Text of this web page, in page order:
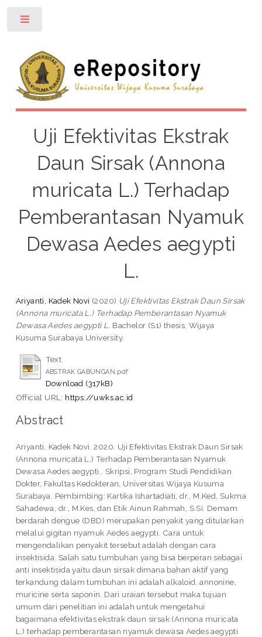
Uji Efektivitas Ekstrak
Daun Sirsak (Annona
muricata L.) Terhadap
Pemberantasan Nyamuk
Dewasa Aedes aegypti
L.
Ariyanti, Kadek Novi (2020) Uji Efektivitas Ekstrak Daun Sirsak
(Annona muricata L.) Terhadap Pemberantasan Nyamuk
Dewasa Aedes aegypti L. Bachelor (S1) thesis, Wijaya
Kusuma Surabaya University.
Text
ABSTRAK GABUNGAN.pdf
Download (317kB)
Official URL: https://uwks.ac.id
Abstract
Ariyanti, Kadek Novi. 2020. Uji Efektivitas Ekstrak Daun Sirsak
(Annona muricata L.) Terhadap Pemberantasan Nyamuk
Dewasa Aedes aegypti.. Skripsi, Program Studi Pendidikan
Dokter, Fakultas Kedokteran, Universitas Wijaya Kusuma
Surabaya. Pembimbing: Kartika Ishartadiati, dr., M.Ked, Sukma
Sahadewa, dr., M.Kes, dan Etik Ainun Rahmah, S.Si. Demam
berdarah dengue (DBD) merupakan penyakit yang ditularkan
melalui gigitan nyamuk Aedes aegypti. Cara untuk
mengendalikan penyakit tersebut adalah dengan cara
insektisida. Salah satu tumbuhan yang bisa berperan sebagai
anti insektisida yaitu daun sirsak dimana bahan aktif yang
terkandung dalam tumbuhan ini adalah alkaloid, annonine,
muricine serta saponin. Dari uraian tersebut maka tujuan
umum dari penelitian ini adalah untuk mengetahui
bagaimana efektivitas ekstrak daun sirsak (Annona muricata
L.) terhadap pemberantasan nyamuk dewasa Aedes aegypti